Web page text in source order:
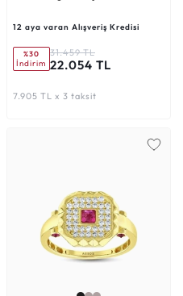
12 aya varan Alışveriş Kredisi
%30
İndirim
31.459 TL
22.054 TL
7.905 TL x 3 taksit